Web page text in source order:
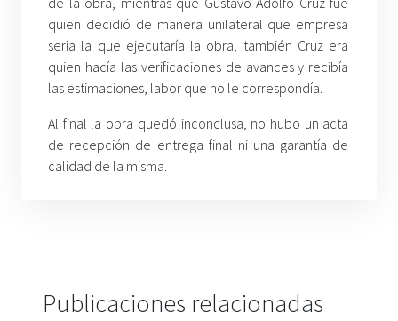
quien decidió de manera unilateral que empresa
sería la que ejecutaría la obra, también Cruz era
quien hacía las verificaciones de avances y recibía
las estimaciones, labor que no le correspondía.
Al final la obra quedó inconclusa, no hubo un acta
de recepción de entrega final ni una garantía de
calidad de la misma.
Publicaciones relacionadas